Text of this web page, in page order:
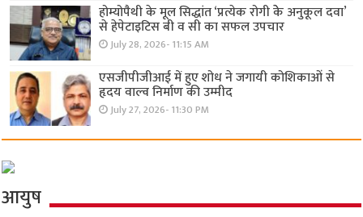
होम्योपैथी के मूल सिद्धांत ‘प्रत्येक रोगी केे अनुकूल दवा’
से हेपेटाइटिस बी व सी का सफल उपचार
July 28, 2026- 11:15 AM
एसजीपीजीआई में हुए शोध ने जगायी कोशिकाओं से
हृदय वाल्व निर्माण की उम्मीद
July 27, 2026- 11:30 PM
आयुष